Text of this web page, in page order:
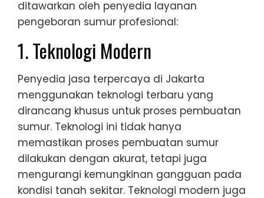
ditawarkan oleh penyedia layanan
pengeboran sumur profesional:
1. Teknologi Modern
Penyedia jasa terpercaya di Jakarta
menggunakan teknologi terbaru yang
dirancang khusus untuk proses pembuatan
sumur. Teknologi ini tidak hanya
memastikan proses pembuatan sumur
dilakukan dengan akurat, tetapi juga
mengurangi kemungkinan gangguan pada
kondisi tanah sekitar. Teknologi modern juga